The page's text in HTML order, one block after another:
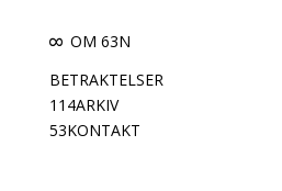
8
OM 63N
BETRAKTELSER
114ARKIV
53KONTAKT